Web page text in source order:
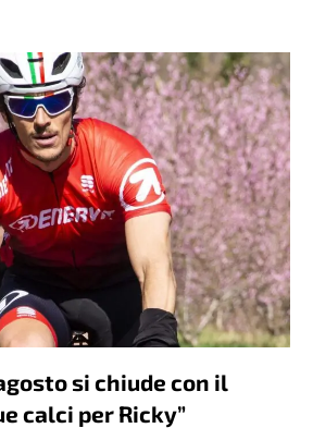
si chiude con il
calci per Ricky”